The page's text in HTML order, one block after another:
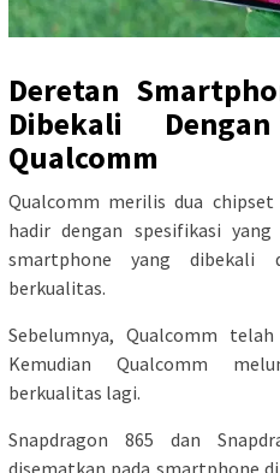
Deretan
Dibekali
Qualcomm
Qualcomm merilis dua
hadir dengan spesifikasi
smartphone yang dibekali
berkualitas.
Sebelumnya, Qualcomm
Kemudian Qualcomm
berkualitas lagi.
Snapdragon 865 dan